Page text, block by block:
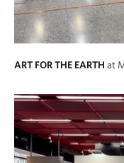
ART FOR THE EARTH at